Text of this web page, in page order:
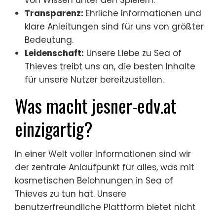
Transparenz: Ehrliche Informationen und
klare Anleitungen sind für uns von größter
Bedeutung.
Leidenschaft: Unsere Liebe zu Sea of
Thieves treibt uns an, die besten Inhalte
für unsere Nutzer bereitzustellen.
Was macht jesner-edv.at
einzigartig?
In einer Welt voller Informationen sind wir
der zentrale Anlaufpunkt für alles, was mit
kosmetischen Belohnungen in Sea of
Thieves zu tun hat. Unsere
benutzerfreundliche Plattform bietet nicht